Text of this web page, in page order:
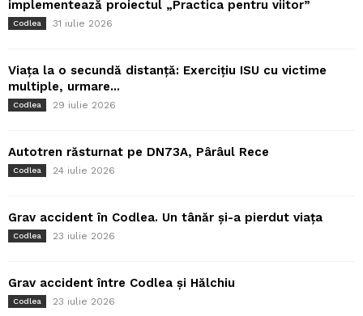
implementează proiectul „Practica pentru viitor”
Codlea 31 iulie 2026
Viața la o secundă distanță: Exercițiu ISU cu victime
multiple, urmare...
Codlea 29 iulie 2026
Autotren răsturnat pe DN73A, Pârâul Rece
Codlea 24 iulie 2026
Grav accident în Codlea. Un tânăr și-a pierdut viața
Codlea 23 iulie 2026
Grav accident între Codlea și Hălchiu
Codlea 23 iulie 2026